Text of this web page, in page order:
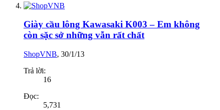
Giày cầu lông Kawasaki K003 – Em không
còn sặc sở những vẫn rất chất
ShopVNB, 30/1/13
Trả lời:
16
Đọc:
5,731